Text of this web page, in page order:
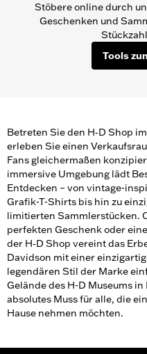
Stöbere online durch
Geschenken und
Tools
Betreten Sie den H‑D Shop
erleben Sie einen
Fans gleichermaßen
immersive Umgebung lädt
Entdecken – von vintage-
Grafik-T-Shirts bis hin zu
limitierten Sammlerstücken.
perfekten Geschenk oder
der H‑D Shop vereint das
Davidson mit einer
legendären Stil der Marke
Gelände des H-D Museums
absolutes Muss für alle, die
Hause nehmen möchten.